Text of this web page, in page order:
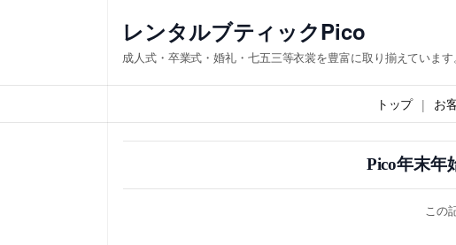
ス
キ
レンタルブティックPico
成人式・卒業式・婚礼・七五三等衣裳を豊富に取り揃えています。
トップ お
Pico年末年
この